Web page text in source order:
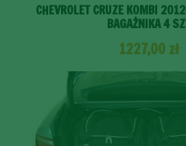
CHEVROLET CRUZE KOMBI
BAGAŻNIKA 4
1227,00 zł